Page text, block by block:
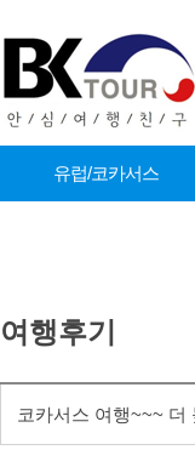
유럽/코카서스
여행후기
코카서스 여행~~~ 더